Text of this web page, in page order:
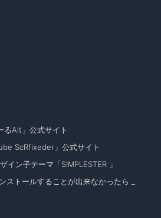
るAlt」公式サイト
ScRfixeder」公式サイト
イン子テーマ「SIMPLESTER 」
ストールすることが出来なかったら _